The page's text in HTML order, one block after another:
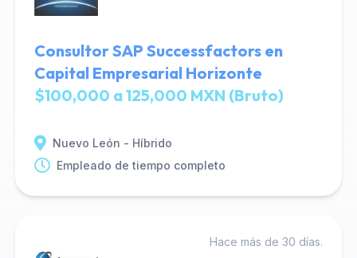
Consultor SAP Successfactors en
Capital Empresarial Horizonte
$100,000 a 125,000 MXN (Bruto)
Nuevo León - Híbrido
Empleado de tiempo completo
Hace más de 30 días.